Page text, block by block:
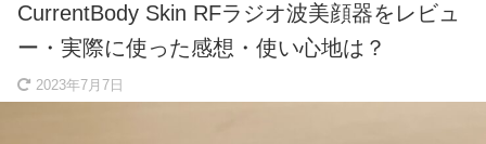
CurrentBody Skin RFラジオ波美顔器をレビュ
ー・実際に使った感想・使い心地は？
2023年7月7日